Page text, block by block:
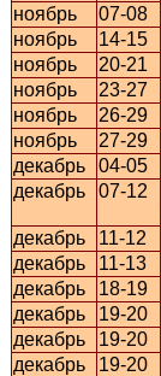
ноябрь
07-08
ноябрь
14-15
ноябрь
20-21
ноябрь
23-27
ноябрь
26-29
ноябрь
27-29
декабрь
04-05
декабрь
07-12
декабрь
11-12
декабрь
11-13
декабрь
18-19
декабрь
19-20
декабрь
19-20
декабрь
19-20